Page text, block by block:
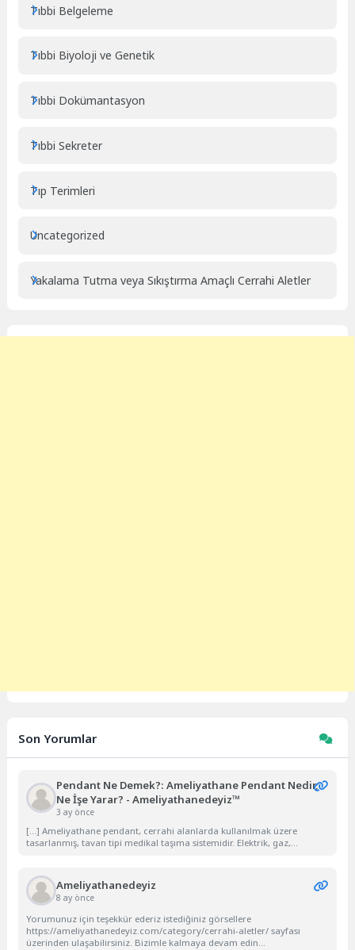
Tıbbi Belgeleme
Tıbbi Biyoloji ve Genetik
Tıbbi Dokümantasyon
Tıbbi Sekreter
Tıp Terimleri
Uncategorized
Yakalama Tutma veya Sıkıştırma Amaçlı Cerrahi Aletler
Son Yorumlar
Pendant Ne Demek?: Ameliyathane Pendant Nedir,
Ne İşe Yarar? - Ameliyathanedeyiz™
3 ay önce
[…] Ameliyathane pendant, cerrahi alanlarda kullanılmak üzere
tasarlanmış, tavan tipi medikal taşıma sistemidir. Elektrik, gaz,...
Ameliyathanedeyiz
8 ay önce
Yorumunuz için teşekkür ederiz istediğiniz görsellere
https://ameliyathanedeyiz.com/category/cerrahi-aletler/ sayfası
üzerinden ulaşabilirsiniz. Bizimle kalmaya devam edin...